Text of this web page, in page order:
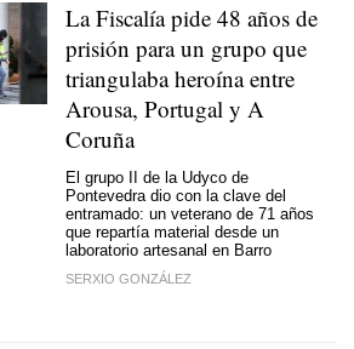
La Fiscalía pide 48 años de
prisión para un grupo que
triangulaba heroína entre
Arousa, Portugal y A
Coruña
El grupo II de la Udyco de
Pontevedra dio con la clave del
entramado: un veterano de 71 años
que repartía material desde un
laboratorio artesanal en Barro
SERXIO GONZÁLEZ